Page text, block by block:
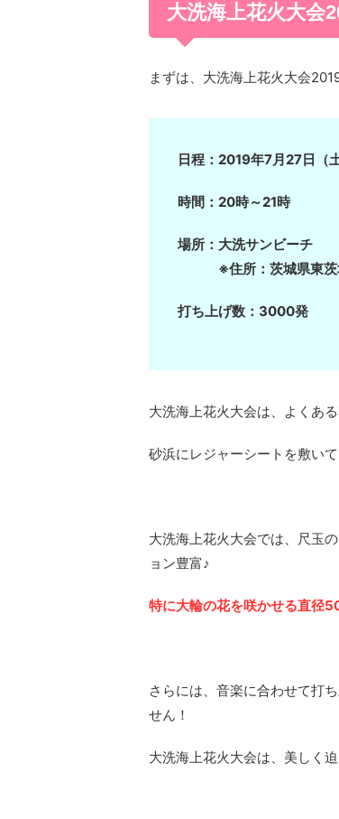
大洗海上花火大会
まずは、大洗海上花火大会
日程：2019年7月27日（土
時間：20時～21時
場所：大洗サンビーチ
※住所：茨城県東茨
打ち上げ数：3000発
大洗海上花火大会は、よくあ
砂浜にレジャーシートを敷い
大洗海上花火大会では、尺玉
ョン豊富♪
特に大輪の花を咲かせる直径
さらには、音楽に合わせて打
せん！
大洗海上花火大会は、美しく